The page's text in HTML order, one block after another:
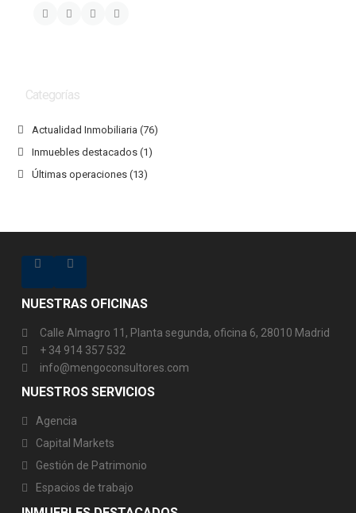
Categorías
Actualidad Inmobiliaria (76)
Inmuebles destacados (1)
Últimas operaciones (13)
NUESTRAS OFICINAS
Calle Almagro 11, Planta segunda, oficina 6, 28010 Madrid
+ 34 914 357 532
info@mengoconsultores.com
NUESTROS SERVICIOS
Agencia
Capital Markets
Gestión de Patrimonio
Espacios de trabajo